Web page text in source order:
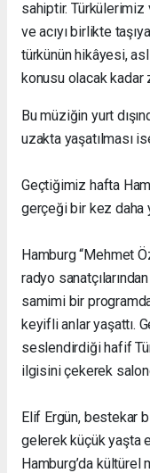
sahiptir. Türkülerimiz
ve acıyı birlikte
türkünün hikâyesi,
konusu olacak kadar
Bu müziğin yurt
uzakta yaşatılması
Geçtiğimiz hafta
gerçeği bir kez daha
Hamburg “Mehmet
radyo
samimi bir
keyifli anlar yaşattı.
seslendirdiği hafif
ilgisini çekerek
Elif Ergün, bestekar
gelerek küçük yaşta
Hamburg’da kültürel